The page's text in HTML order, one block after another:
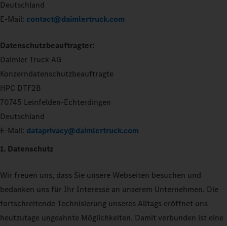
Deutschland
E-Mail: contact@daimlertruck.com
Datenschutzbeauftragter:
Daimler Truck AG
Konzerndatenschutzbeauftragte
HPC DTF2B
70745 Leinfelden-Echterdingen
Deutschland
E-Mail: dataprivacy@daimlertruck.com
1. Datenschutz
Wir freuen uns, dass Sie unsere Webseiten besuchen und
bedanken uns für Ihr Interesse an unserem Unternehmen. Die
fortschreitende Technisierung unseres Alltags eröffnet uns
heutzutage ungeahnte Möglichkeiten. Damit verbunden ist eine